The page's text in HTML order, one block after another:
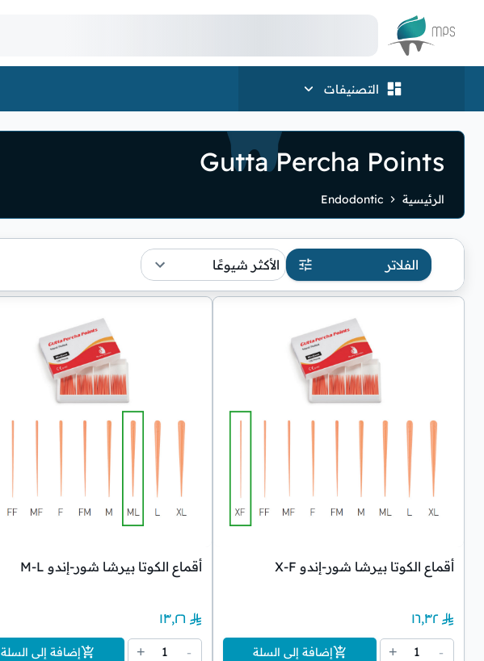
الشعار
التصنيفات
Gutta Percha Points
الرئيسية Endodontic
الفلاتر الأكثر شيوعًا
أقماع الكوتا بيرشا شور-إندو X-F
١٦٫٣٢
-
1
+ إضافة إلى السلة
أقماع الكوتا بيرشا شور-إندو M-L
١٣٫٢٦
-
1
+ إضافة إلى السلة